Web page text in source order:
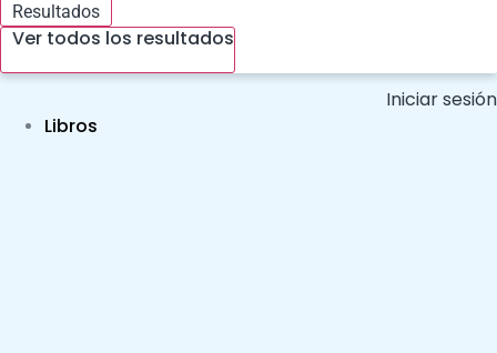
Resultados
Ver todos los resultados
Iniciar sesión
Libros